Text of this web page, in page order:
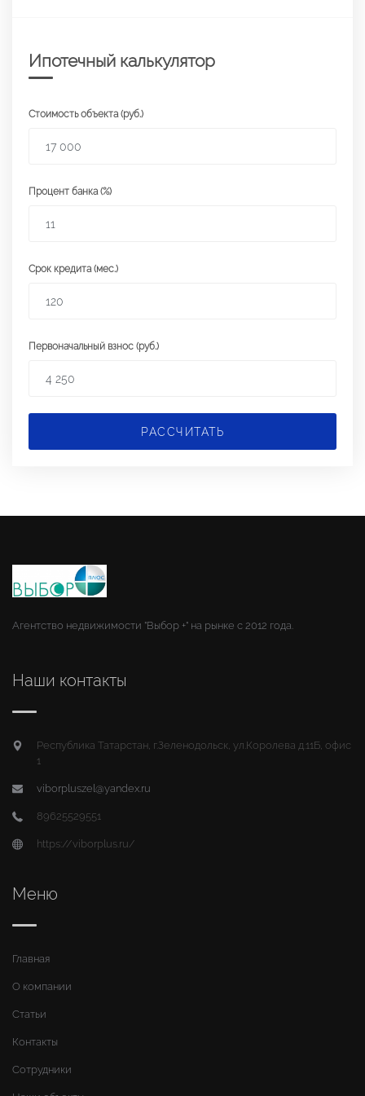
Ипотечный калькулятор
Стоимость объекта (руб.)
Процент банка (%)
Срок кредита (мес.)
Первоначальный взнос (руб.)
РАССЧИТАТЬ
Агентство недвижимости "Выбор +" на рынке с 2012 года.
Наши контакты
Республика Татарстан, г.Зеленодольск, ул.Королева д.11Б, офис
1
viborpluszel@yandex.ru
89625529551
https://viborplus.ru/
Меню
Главная
О компании
Статьи
Контакты
Сотрудники